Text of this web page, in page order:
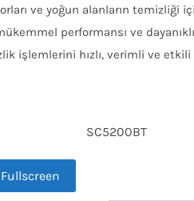
ve yoğun alanların temizliği
performansı ve
işlemlerini hızlı, verimli ve
SC5200BT